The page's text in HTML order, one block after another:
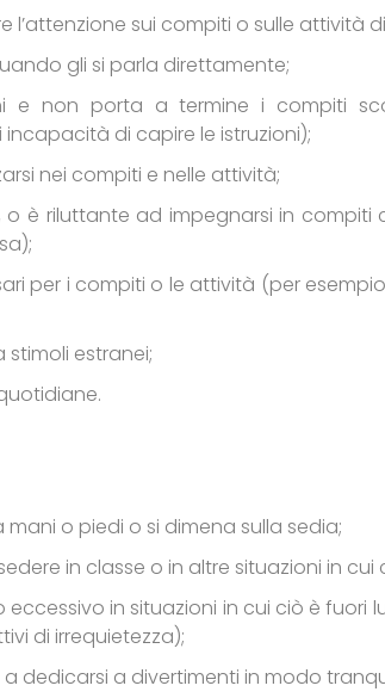
l’attenzione sui compiti o sulle attività
gli si parla direttamente;
e non porta a termine i compiti
di capire le istruzioni);
nei compiti e nelle attività;
o è riluttante ad impegnarsi in
per i compiti o le attività (per
estranei;
o piedi o si dimena sulla sedia;
in classe o in altre situazioni in
in situazioni in cui ciò è fuori
di irrequietezza);
dedicarsi a divertimenti in modo